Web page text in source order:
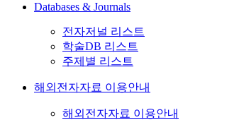
Databases & Journals
전자저널 리스트
학술DB 리스트
주제별 리스트
해외전자자료 이용안내
해외전자자료 이용안내